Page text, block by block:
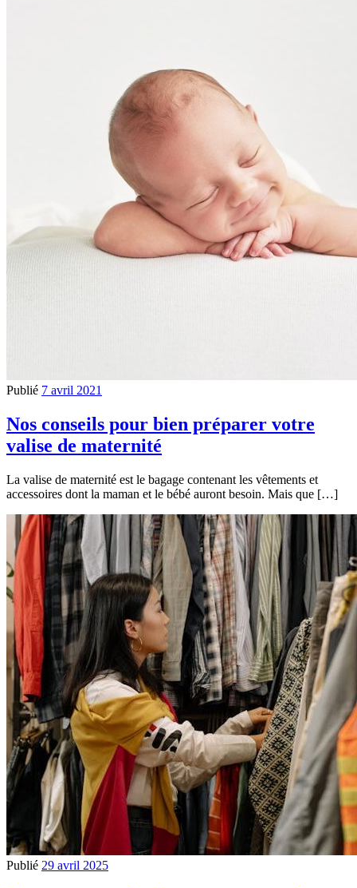
Publié 7 avril 2021
Nos conseils pour bien préparer votre
valise de maternité
La valise de maternité est le bagage contenant les vêtements et
accessoires dont la maman et le bébé auront besoin. Mais que […]
Publié 29 avril 2025